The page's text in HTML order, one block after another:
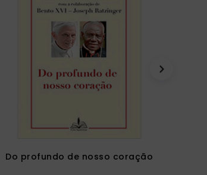
Do profundo de nosso coração